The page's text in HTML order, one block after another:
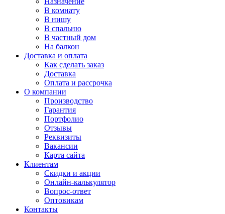
В комнату
В нишу
В спальню
В частный дом
На балкон
Доставка и оплата
Как сделать заказ
Доставка
Оплата и рассрочка
О компании
Производство
Гарантия
Портфолио
Отзывы
Реквизиты
Вакансии
Карта сайта
Клиентам
Скидки и акции
Онлайн-калькулятор
Вопрос-ответ
Оптовикам
Контакты